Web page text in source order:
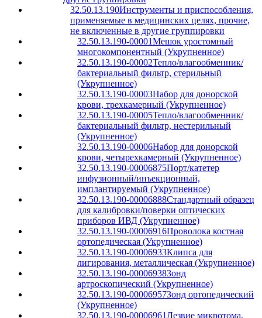
32.50.13.190Инструменты и приспособления,
применяемые в медицинских целях, прочие,
не включенные в другие группировки
32.50.13.190-00001Мешок уростомный
многокомпонентный (Укрупненное)
32.50.13.190-00002Тепло/влагообменник/
бактериальный фильтр, стерильный
(Укрупненное)
32.50.13.190-00003Набор для донорской
крови, трехкамерный (Укрупненное)
32.50.13.190-00005Тепло/влагообменник/
бактериальный фильтр, нестерильный
(Укрупненное)
32.50.13.190-00006Набор для донорской
крови, четырехкамерный (Укрупненное)
32.50.13.190-00006875Порт/катетер
инфузионный/инъекционный,
имплантируемый (Укрупненное)
32.50.13.190-00006888Стандартный образец
для калибровки/поверки оптических
приборов ИВД (Укрупненное)
32.50.13.190-00006916Проволока костная
ортопедическая (Укрупненное)
32.50.13.190-00006933Клипса для
лигирования, металлическая (Укрупненное)
32.50.13.190-00006938Зонд
артроскопический (Укрупненное)
32.50.13.190-00006957Зонд ортопедический
(Укрупненное)
32.50.13.190-00006961Лезвие микротома,